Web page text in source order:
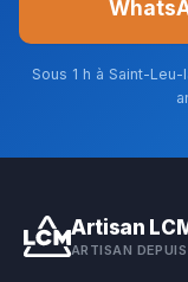
Sous 1 h à Saint-
Artisan
ARTISAN